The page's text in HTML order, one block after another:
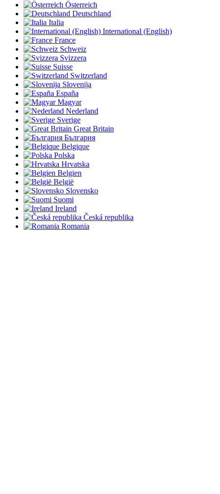
Österreich
Deutschland
Italia
International (English)
France
Schweiz
Svizzera
Suisse
Switzerland
Slovenija
España
Magyar
Nederland
Sverige
Great Britain
България
Belgique
Polska
Hrvatska
Belgien
België
Slovensko
Suomi
Ireland
Česká republika
Romania